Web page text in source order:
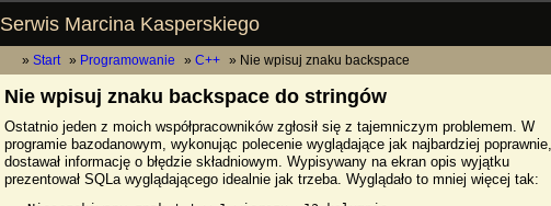
Serwis Marcina Kasperskiego
Start Programowanie C++ Nie wpisuj znaku backspace
Nie wpisuj znaku backspace do stringów
Ostatnio jeden z moich współpracowników zgłosił się z tajemniczym problemem. W
programie bazodanowym, wykonując polecenie wyglądające jak najbardziej poprawnie,
dostawał informację o błędzie składniowym. Wypisywany na ekran opis wyjątku
prezentował SQLa wyglądającego idealnie jak trzeba. Wyglądało to mniej więcej tak: